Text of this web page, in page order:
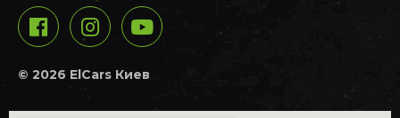
© 2026 ElCars Киев